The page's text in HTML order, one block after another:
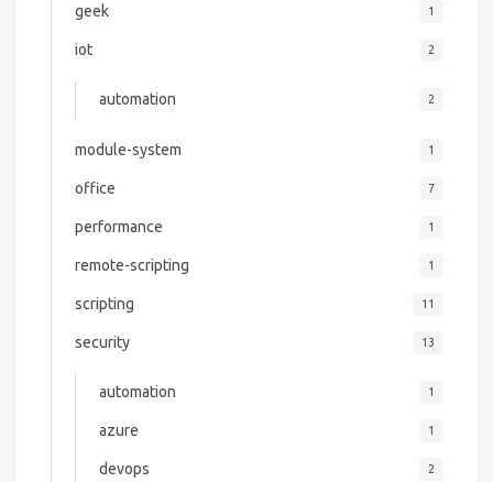
geek 1
iot 2
automation 2
module-system 1
office 7
performance 1
remote-scripting 1
scripting 11
security 13
automation 1
azure 1
devops 2